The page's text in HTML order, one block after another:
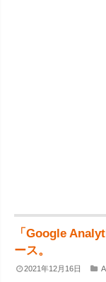
「Google
ース。
2021年12月16日